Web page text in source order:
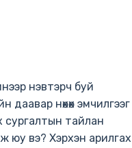
нэвтэрч буй
даавар нөхөх эмчилгээг
сургалтын тайлан
юу вэ? Хэрхэн арилгах